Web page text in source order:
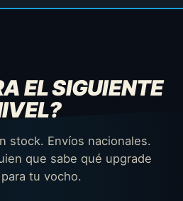
EL SIGUIENTE
stock. Envíos nacionales.
que sabe qué upgrade
tu vocho.